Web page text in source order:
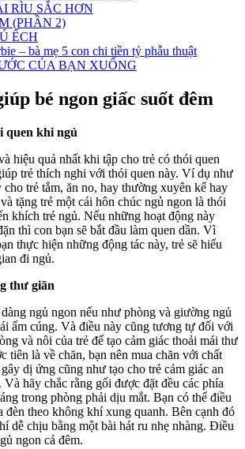
RÌU SẮC HƠN
(PHẦN 2)
ẾCH
– bà mẹ 5 con chi tiền tỷ phẫu thuật
CỦA BẠN XUỐNG
bé ngon giấc suốt đêm
quen khi ngủ
hiệu quả nhất khi tập cho trẻ có thói quen
trẻ thích nghi với thói quen này. Ví dụ như
trẻ tắm, ăn no, hay thường xuyên kể hay
tặng trẻ một cái hôn chúc ngủ ngon là thói
khích trẻ ngủ. Nếu những hoạt động này
thì con bạn sẽ bắt đầu làm quen dần. Vì
thực hiện những động tác này, trẻ sẽ hiểu
đi ngủ.
thư giãn
ngủ ngon nếu như phòng và giường ngủ
ấm cúng. Và điều này cũng tương tự đối với
và nôi của trẻ để tạo cảm giác thoải mái thư
tiên là về chăn, bạn nên mua chăn với chất
dị ứng cũng như tạo cho trẻ cảm giác an
hãy chắc rằng gối được đặt đều các phía
trong phòng phải dịu mắt. Bạn có thể điều
đèn theo không khí xung quanh. Bên cạnh đó
dễ chịu bằng một bài hát ru nhẹ nhàng. Điều
ngon cả đêm.